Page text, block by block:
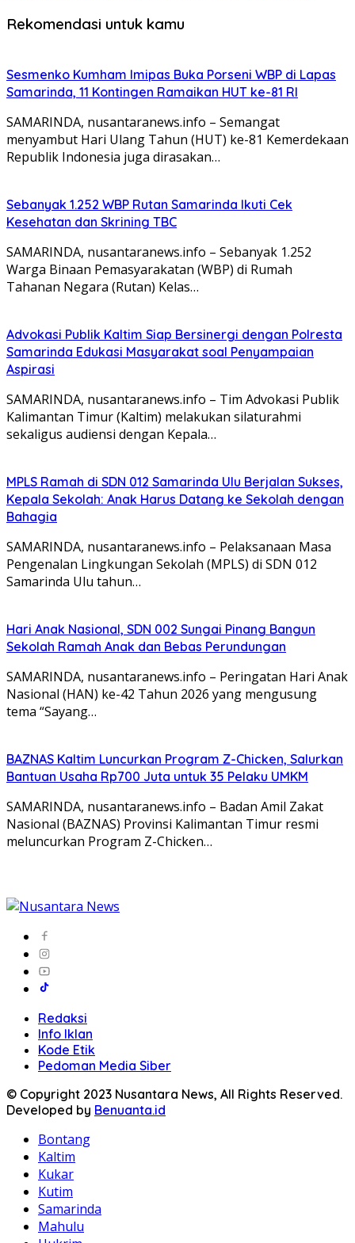
Rekomendasi untuk kamu
Sesmenko Kumham Imipas Buka Porseni WBP di Lapas
Samarinda, 11 Kontingen Ramaikan HUT ke-81 RI
SAMARINDA, nusantaranews.info – Semangat
menyambut Hari Ulang Tahun (HUT) ke-81 Kemerdekaan
Republik Indonesia juga dirasakan…
Sebanyak 1.252 WBP Rutan Samarinda Ikuti Cek
Kesehatan dan Skrining TBC
SAMARINDA, nusantaranews.info – Sebanyak 1.252
Warga Binaan Pemasyarakatan (WBP) di Rumah
Tahanan Negara (Rutan) Kelas…
Advokasi Publik Kaltim Siap Bersinergi dengan Polresta
Samarinda Edukasi Masyarakat soal Penyampaian
Aspirasi
SAMARINDA, nusantaranews.info – Tim Advokasi Publik
Kalimantan Timur (Kaltim) melakukan silaturahmi
sekaligus audiensi dengan Kepala…
MPLS Ramah di SDN 012 Samarinda Ulu Berjalan Sukses,
Kepala Sekolah: Anak Harus Datang ke Sekolah dengan
Bahagia
SAMARINDA, nusantaranews.info – Pelaksanaan Masa
Pengenalan Lingkungan Sekolah (MPLS) di SDN 012
Samarinda Ulu tahun…
Hari Anak Nasional, SDN 002 Sungai Pinang Bangun
Sekolah Ramah Anak dan Bebas Perundungan
SAMARINDA, nusantaranews.info – Peringatan Hari Anak
Nasional (HAN) ke-42 Tahun 2026 yang mengusung
tema “Sayang…
BAZNAS Kaltim Luncurkan Program Z-Chicken, Salurkan
Bantuan Usaha Rp700 Juta untuk 35 Pelaku UMKM
SAMARINDA, nusantaranews.info – Badan Amil Zakat
Nasional (BAZNAS) Provinsi Kalimantan Timur resmi
meluncurkan Program Z-Chicken…
Redaksi
Info Iklan
Kode Etik
Pedoman Media Siber
© Copyright 2023 Nusantara News, All Rights Reserved.
Developed by Benuanta.id
Bontang
Kaltim
Kukar
Kutim
Samarinda
Mahulu